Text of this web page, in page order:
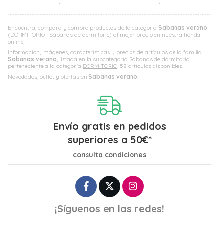
Encuentra, compara y compra productos de la categoría Sabanas verano
(DORMITORIO | Sábanas de dormitorio) al mejor precio en nuestra tienda
online.
Información, imágenes, características y precios de artículos de la familia
Sabanas verano, listada en la subcategoría Sábanas de dormitorio,
perteneciente a la categoría DORMITORIO. 58 artículos disponibles.
Novedades, outlet y ofertas en Sabanas verano.
Envío gratis en pedidos
superiores a 50€*
consulta condiciones
¡Síguenos en las redes!